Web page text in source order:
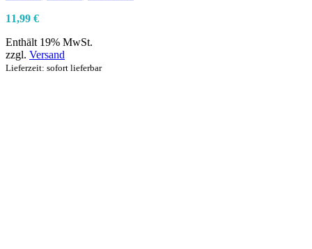
11,99 €
Enthält 19% MwSt.
zzgl. Versand
Lieferzeit: sofort lieferbar